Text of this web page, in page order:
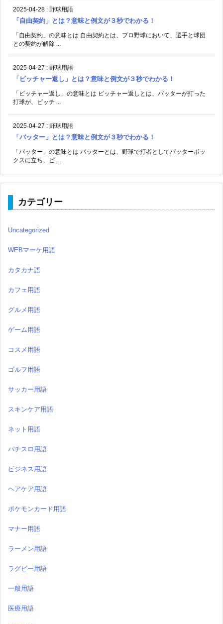
2025-04-28 : 野球用語
「自由契約」とは？意味と例文が３秒でわかる！
「自由契約」の意味とは 自由契約とは、プロ野球において、選手と球団
との契約が解除 ...
2025-04-27 : 野球用語
「ピッチャー返し」とは？意味と例文が３秒でわかる！
「ピッチャー返し」の意味とは ピッチャー返しとは、バッターが打った
打球が、ピッチ ...
2025-04-27 : 野球用語
「バッター」とは？意味と例文が３秒でわかる！
「バッター」の意味とは バッターとは、野球で打者としてバッターボッ
クスに立ち、ピ ...
カテゴリー
Uncategorized
WEBマーケ用語
カタカナ語
カフェ用語
グルメ用語
ゲーム用語
コスメ用語
ゴルフ用語
サッカー用語
スキンケア用語
ネット用語
パチスロ用語
ビジネス用語
ヘアケア用語
ポケモンカード用語
マナー用語
ラーメン用語
ラグビー用語
一般用語
医療用語